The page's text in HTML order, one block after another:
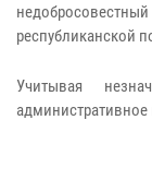
республиканской
Учитывая
административное